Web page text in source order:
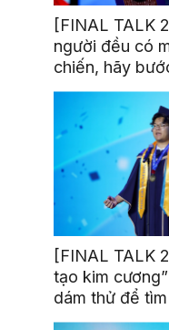
[FINAL TALK
người đều có
chiến, hãy
thế của người
[FINAL TALK
tạo kim
dám thử để
mình